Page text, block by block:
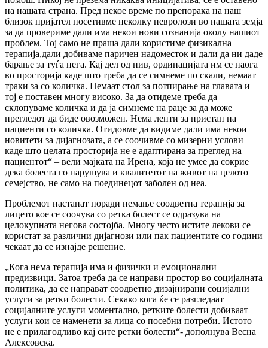
на нашата страна. Пред некое време по препорака на наш
близок пријател посетивме неколку невролози во нашата земја
за да провериме дали има некои нови сознанија околу нашиот
проблем. Тој само не праша дали користиме физикална
терапија,дали добиваме паричен надоместок и дали да ни даде
барање за туѓа нега. Кај дел од нив, ординацијата им се наога
во просторија каде што треба да се симнеме по скали, немаат
траки за со количка. Немаат стол за потпирање на главата и
тој е поставен многу високо. За да отидеме треба да
склопуваме количка и да ја симнеме на раце за да може
прегледот да биде овозможен. Нема ленти за пристап на
пациенти со количка. Отидовме да видиме дали има некои
новитети за дијагнозата, а се соочивме со мизерни услови
каде што целата просторија не е адаптирана за преглед на
пациентот“ – вели мајката на Ирена, која не умее да сокрие
дека болеста го нарушува и квалитетот на живот на целото
семејство, не само на поединецот заболен од неа.
Проблемот настанат поради немање соодветна терапија за
лицето кое се соочува со ретка болест се одразува на
целокупната негова состојба. Многу често истите лекови се
користат за различни дијагнози или пак пациентите со години
чекаат да се изнајде решение.
„Кога нема терапија има и физички и емоционални
предизвици. Затоа треба да се направи простор во социјалната
политика, да се направат соодветно дизајнирани социјални
услуги за ретки болести. Секако кога ќе се разгледаат
социјалните услуги моментално, ретките болести добиваат
услуги кои се наменети за лица со посебни потреби. Истото
не е прилагодливо кај сите ретки болести“- дополнува Весна
Алексовска.